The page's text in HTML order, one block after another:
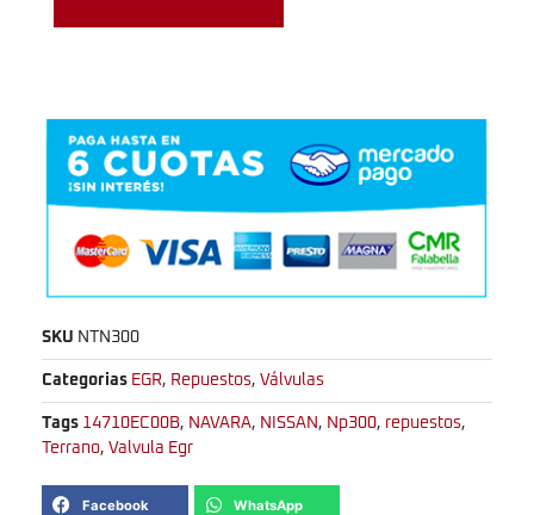
SKU NTN300
Categorias EGR, Repuestos, Válvulas
Tags 14710EC00B, NAVARA, NISSAN , Np300, repuestos,
Terrano, Valvula Egr
Facebook WhatsApp